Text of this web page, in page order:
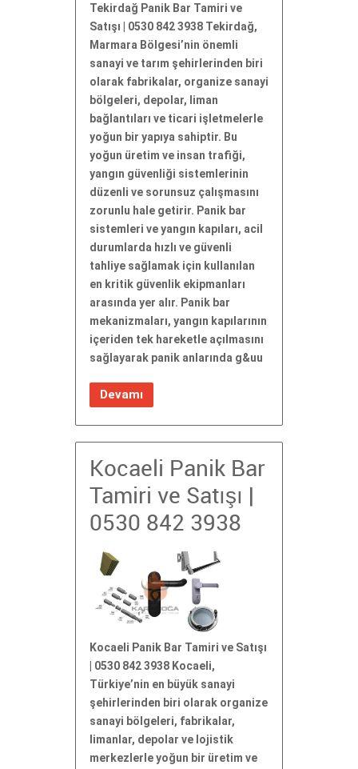
Tekirdağ Panik Bar Tamiri ve
Satışı | 0530 842 3938 Tekirdağ,
Marmara Bölgesi’nin önemli
sanayi ve tarım şehirlerinden biri
olarak fabrikalar, organize sanayi
bölgeleri, depolar, liman
bağlantıları ve ticari işletmelerle
yoğun bir yapıya sahiptir. Bu
yoğun üretim ve insan trafiği,
yangın güvenliği sistemlerinin
düzenli ve sorunsuz çalışmasını
zorunlu hale getirir. Panik bar
sistemleri ve yangın kapıları, acil
durumlarda hızlı ve güvenli
tahliye sağlamak için kullanılan
en kritik güvenlik ekipmanları
arasında yer alır. Panik bar
mekanizmaları, yangın kapılarının
içeriden tek hareketle açılmasını
sağlayarak panik anlarında g&uu
Devamı
Kocaeli Panik Bar
Tamiri ve Satışı |
0530 842 3938
Kocaeli Panik Bar Tamiri ve Satışı
| 0530 842 3938 Kocaeli,
Türkiye’nin en büyük sanayi
şehirlerinden biri olarak organize
sanayi bölgeleri, fabrikalar,
limanlar, depolar ve lojistik
merkezlerle yoğun bir üretim ve